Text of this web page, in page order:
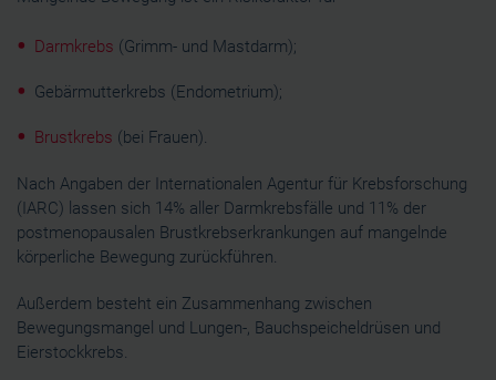
Darmkrebs (Grimm- und Mastdarm);
Gebärmutterkrebs (Endometrium);
Brustkrebs (bei Frauen).
Nach Angaben der Internationalen Agentur für Krebsforschung
(IARC) lassen sich 14% aller Darmkrebsfälle und 11% der
postmenopausalen Brustkrebserkrankungen auf mangelnde
körperliche Bewegung zurückführen.
Außerdem besteht ein Zusammenhang zwischen
Bewegungsmangel und Lungen-, Bauchspeicheldrüsen und
Eierstockkrebs.